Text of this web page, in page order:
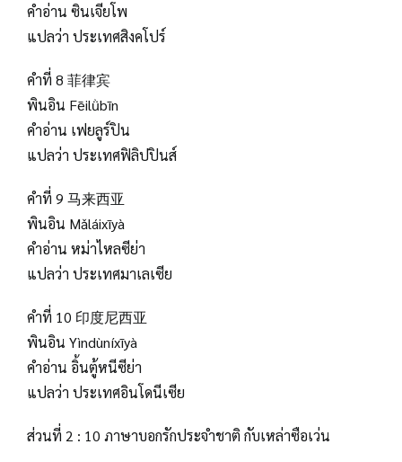
คำอ่าน ซินเจียโพ
แปลว่า ประเทศสิงคโปร์
คำที่ 8 菲律宾
พินอิน Fēilǜbīn
คำอ่าน เฟยลูร์ปิน
แปลว่า ประเทศฟิลิปปินส์
คำที่ 9 马来西亚
พินอิน Mǎláixīyà
คำอ่าน หม่าไหลซีย่า
แปลว่า ประเทศมาเลเซีย
คำที่ 10 印度尼西亚
พินอิน Yìndùníxīyà
คำอ่าน อิ้นตู้หนีซีย่า
แปลว่า ประเทศอินโดนีเซีย
ส่วนที่ 2 : 10 ภาษาบอกรักประจำชาติ กับเหล่าซือเว่น